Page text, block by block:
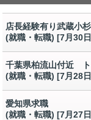
店長経験有り武蔵小
(就職・転職) [7月30日
千葉県柏流山付近
(就職・転職) [7月28日
愛知県求職
(就職・転職) [7月27日